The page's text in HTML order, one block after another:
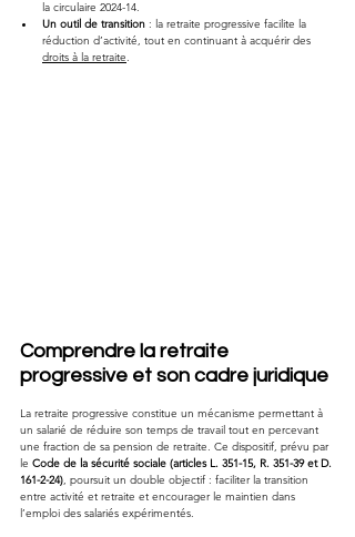
la circulaire 2024-14.
Un outil de transition : la retraite progressive facilite la
réduction d’activité, tout en continuant à acquérir des
droits à la retraite.
Comprendre la retraite
progressive et son cadre juridique
La retraite progressive constitue un mécanisme permettant à
un salarié de réduire son temps de travail tout en percevant
une fraction de sa pension de retraite. Ce dispositif, prévu par
le Code de la sécurité sociale (articles L. 351-15, R. 351-39 et D.
161-2-24) , poursuit un double objectif : faciliter la transition
entre activité et retraite et encourager le maintien dans
l’emploi des salariés expérimentés.